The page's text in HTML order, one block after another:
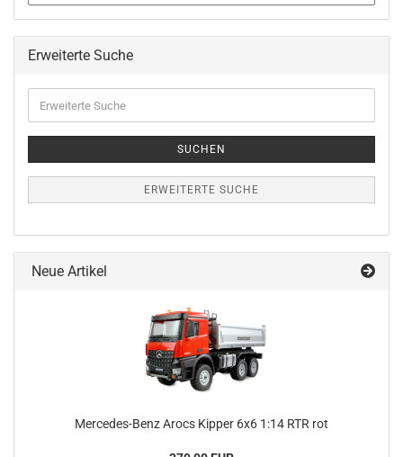
Erweiterte Suche
Suche
SUCHEN
ERWEITERTE SUCHE
Neue Artikel
Mercedes-Benz Arocs Kipper 6x6 1:14 RTR rot